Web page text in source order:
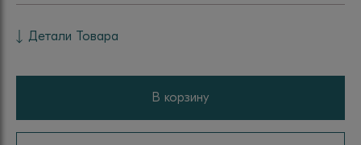
Детали Товара
В корзину